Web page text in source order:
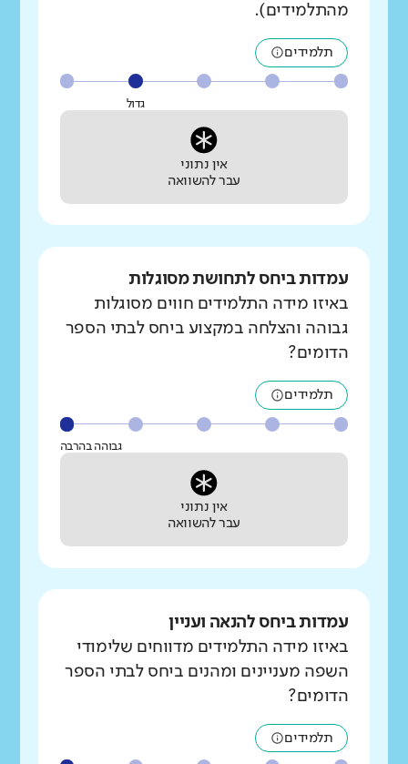
מהתלמידים).
תלמידים
גדול
אין נתוני
עבר להשוואה
עמדות ביחס לתחושת מסוגלות
באיזו מידה התלמידים חווים מסוגלות
גבוהה והצלחה במקצוע ביחס לבתי הספר
הדומים?
תלמידים
גבוהה בהרבה
אין נתוני
עבר להשוואה
עמדות ביחס להנאה ועניין
באיזו מידה התלמידים מדווחים שלימודי
השפה מעניינים ומהנים ביחס לבתי הספר
הדומים?
תלמידים